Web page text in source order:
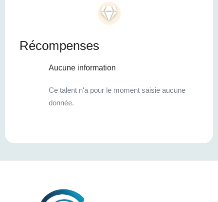
Récompenses
Aucune information
Ce talent n'a pour le moment saisie aucune
donnée.